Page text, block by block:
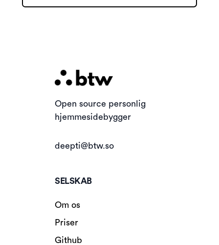
Open source personlig
hjemmesidebygger
deepti@btw.so
SELSKAB
Om os
Priser
Github